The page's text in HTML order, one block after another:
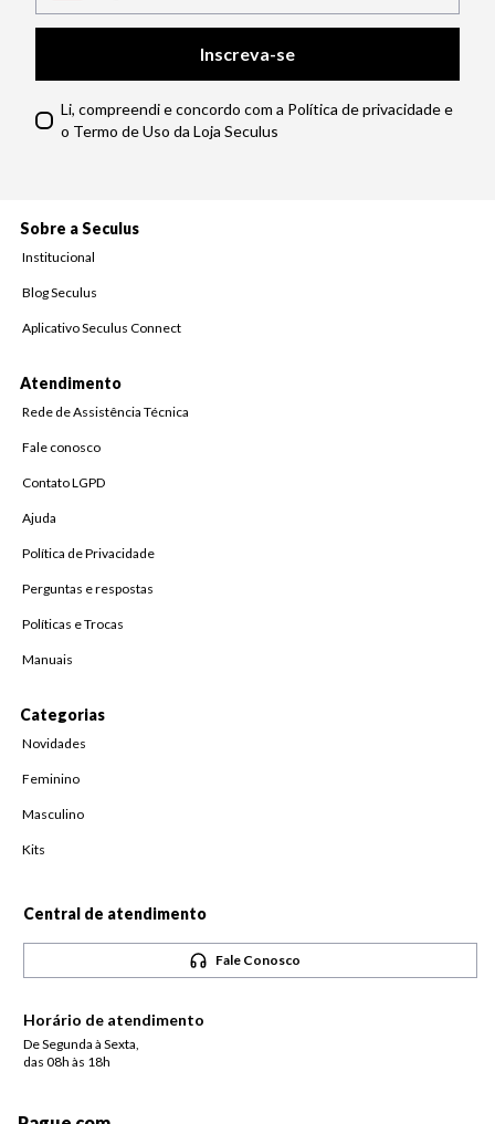
Inscreva-se
Li, compreendi e concordo com a Política de privacidade e
o Termo de Uso da Loja Seculus
Sobre a Seculus
Institucional
Blog Seculus
Aplicativo Seculus Connect
Atendimento
Rede de Assistência Técnica
Fale conosco
Contato LGPD
Ajuda
Política de Privacidade
Perguntas e respostas
Políticas e Trocas
Manuais
Categorias
Novidades
Feminino
Masculino
Kits
Central de atendimento
Fale Conosco
Horário de atendimento
De Segunda à Sexta,
das 08h às 18h